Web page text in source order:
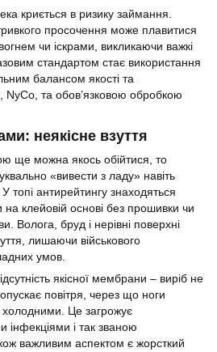
криється в ризику займання.
просочення може плавитися
чи іскрами, викликаючи важкі
стандартом стає використання
балансом якості та
NyCo, та обов’язковою обробкою
неякісне взуття
ще можна якось обійтися, то
«вивести з ладу» навіть
топі антирейтингу знаходяться
на клейовій основі без прошивки чи
Волога, бруд і нерівні поверхні
лишаючи військового
умов.
якісної мембрани – виріб не
повітря, через що ноги
Це загрожує
інфекціями і так званою
важливим аспектом є жорсткий